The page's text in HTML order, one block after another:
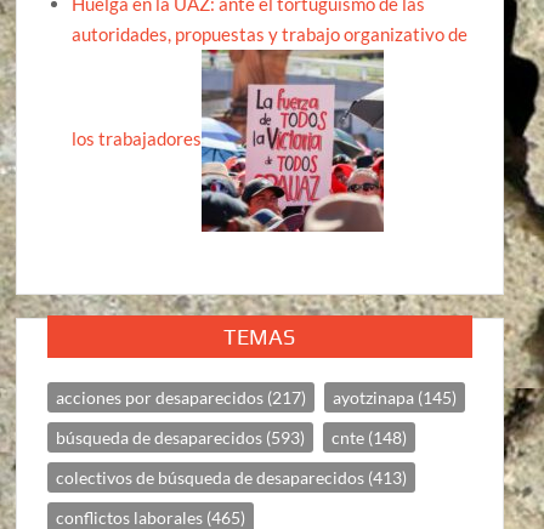
autoridades, propuestas y trabajo organizativo de
los trabajadores
TEMAS
acciones por desaparecidos (217) ayotzinapa (145)
búsqueda de desaparecidos (593) cnte (148)
colectivos de búsqueda de desaparecidos (413)
conflictos laborales (465)